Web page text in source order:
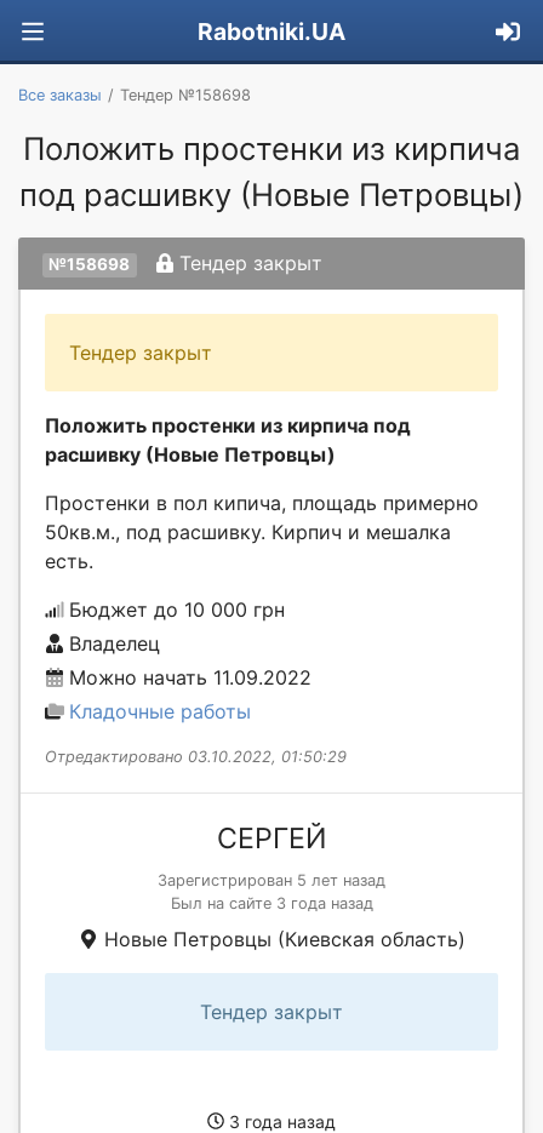
Rabotniki.UA
Все заказы Тендер №158698
Положить простенки из кирпича
под расшивку (Новые Петровцы)
№158698 Тендер закрыт
Тендер закрыт
Положить простенки из кирпича под
расшивку (Новые Петровцы)
Простенки в пол кипича, площадь примерно
50кв.м., под расшивку. Кирпич и мешалка
есть.
Бюджет до 10 000 грн
Владелец
Можно начать 11.09.2022
Кладочные работы
Отредактировано 03.10.2022, 01:50:29
СЕРГЕЙ
Зарегистрирован 5 лет назад
Был на сайте 3 года назад
Новые Петровцы (Киевская область)
Тендер закрыт
3 года назад